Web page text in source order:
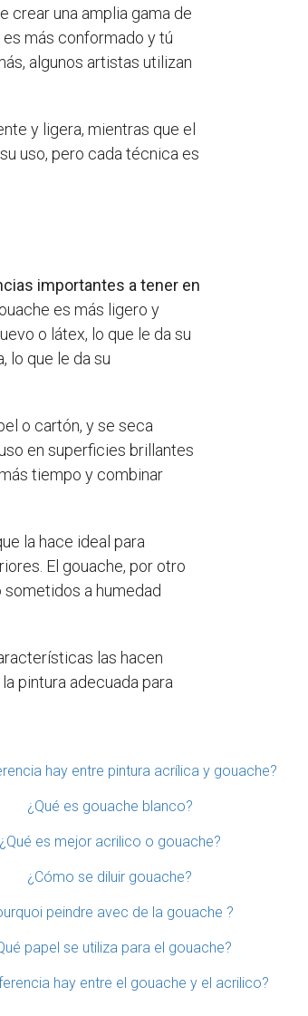
crear una amplia gama de
más conformado y tú
algunos artistas utilizan
y ligera, mientras que el
uso, pero cada técnica es
importantes a tener en
es más ligero y
o látex, lo que le da su
lo que le da su
o cartón, y se seca
en superficies brillantes
tiempo y combinar
la hace ideal para
El gouache, por otro
sometidos a humedad
las hacen
pintura adecuada para
hay entre pintura acrílica y gouache?
¿Qué es gouache blanco?
¿Qué es mejor acrilico o gouache?
¿Cómo se diluir gouache?
peindre avec de la gouache ?
papel se utiliza para el gouache?
hay entre el gouache y el acrilico?